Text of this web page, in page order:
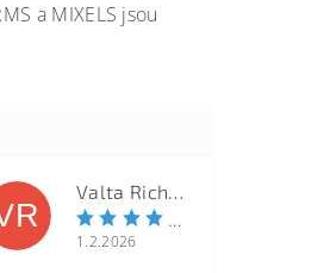
a MIXELS jsou
Valta Richard
1.2.2026